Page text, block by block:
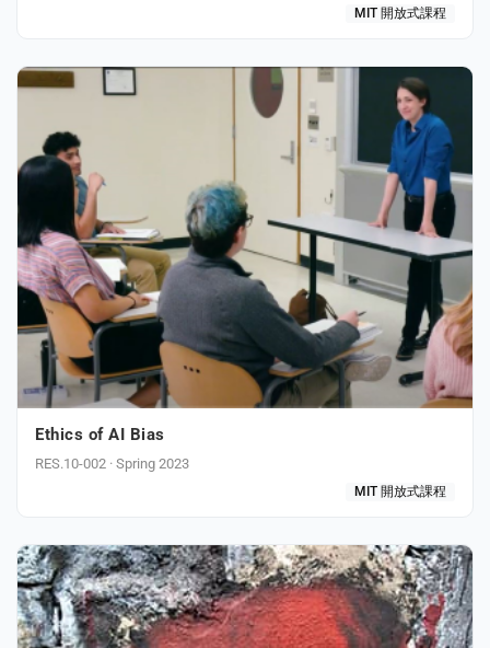
MIT 開放式課程
Ethics of AI Bias
RES.10-002 · Spring 2023
MIT 開放式課程